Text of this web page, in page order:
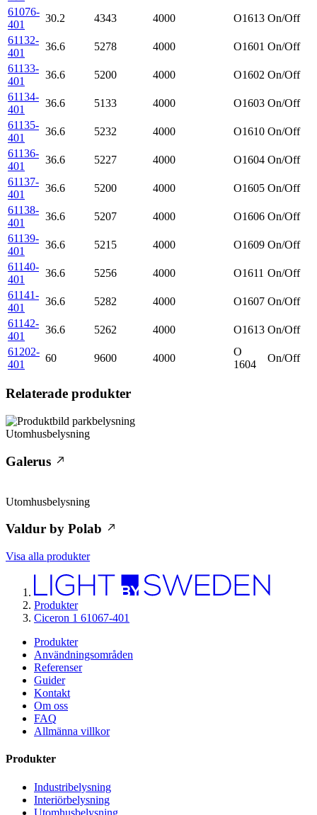
61076-
401
30.2 4343 4000 O1613 On/Off
61132-
401
36.6 5278 4000 O1601 On/Off
61133-
401
36.6 5200 4000 O1602 On/Off
61134-
401
36.6 5133 4000 O1603 On/Off
61135-
401
36.6 5232 4000 O1610 On/Off
61136-
401
36.6 5227 4000 O1604 On/Off
61137-
401
36.6 5200 4000 O1605 On/Off
61138-
401
36.6 5207 4000 O1606 On/Off
61139-
401
36.6 5215 4000 O1609 On/Off
61140-
401
36.6 5256 4000 O1611 On/Off
61141-
401
36.6 5282 4000 O1607 On/Off
61142-
401
36.6 5262 4000 O1613 On/Off
61202-
401
60 9600 4000
O
1604
On/Off
Relaterade produkter
Utomhusbelysning
Galerus
Utomhusbelysning
Valdur by Polab
Visa alla produkter
Produkter
Ciceron 1 61067-401
Produkter
Användningsområden
Referenser
Guider
Kontakt
Om oss
FAQ
Allmänna villkor
Produkter
Industribelysning
Interiörbelysning
Utomhusbelysning